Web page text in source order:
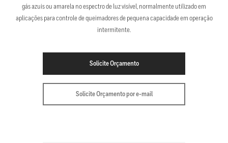
gás azuis ou amarela no espectro de luz visível, normalmente utilizado em
aplicações para controle de queimadores de pequena capacidade em operação
intermitente.
Solicite Orçamento
Solicite Orçamento por e-mail